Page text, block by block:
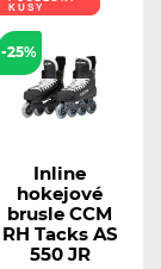
KUSY
-25%
Inline
hokejové
brusle CCM
RH Tacks AS
550 JR